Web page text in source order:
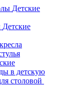
Детские
Детские
в детскую
столовой